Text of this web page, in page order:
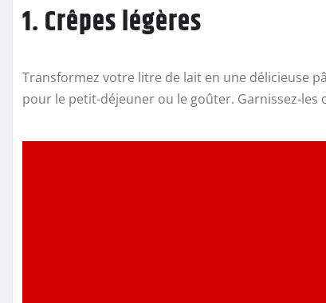
1. Crêpes légères
Transformez votre litre de lait en une délicieuse
pour le petit-déjeuner ou le goûter. Garnissez-